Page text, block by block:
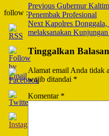
follow :
Post
Navigation
Previous Gubernur
Penembak Profesional
Next Kapolres
melaksanakan
Tinggalkan Balasan
Alamat email Anda tidak
wajib ditandai *
Komentar *